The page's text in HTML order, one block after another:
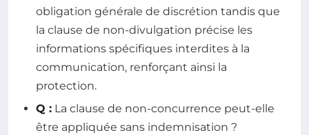
obligation générale de discrétion tandis que
la clause de non-divulgation précise les
informations spécifiques interdites à la
communication, renforçant ainsi la
protection.
Q : La clause de non-concurrence peut-elle
être appliquée sans indemnisation ?